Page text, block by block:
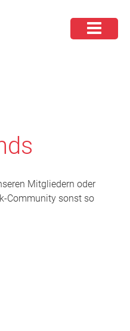
Mitgliedern oder
Community sonst so